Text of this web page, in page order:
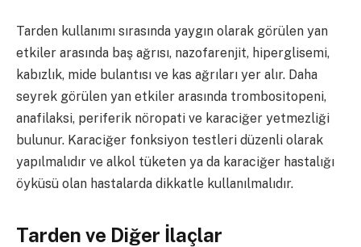
Tarden kullanımı sırasında yaygın olarak görülen yan
etkiler arasında baş ağrısı, nazofarenjit, hiperglisemi,
kabızlık, mide bulantısı ve kas ağrıları yer alır. Daha
seyrek görülen yan etkiler arasında trombositopeni,
anafilaksi, periferik nöropati ve karaciğer yetmezliği
bulunur. Karaciğer fonksiyon testleri düzenli olarak
yapılmalıdır ve alkol tüketen ya da karaciğer hastalığı
öyküsü olan hastalarda dikkatle kullanılmalıdır.
Tarden ve Diğer İlaçlar